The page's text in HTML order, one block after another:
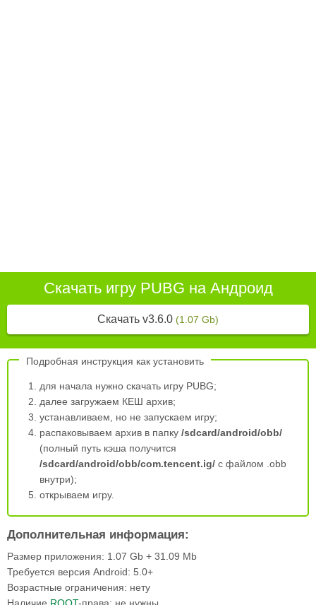
Скачать игру PUBG на Андроид
Скачать v3.6.0 (1.07 Gb)
Подробная инструкция как установить
для начала нужно скачать игру PUBG;
далее загружаем КЕШ архив;
устанавливаем, но не запускаем игру;
распаковываем архив в папку/sdcard/android/obb/
(полный путь кэша получится
/sdcard/android/obb/com.tencent.ig/ с файлом .obb
внутри);
открываем игру.
Дополнительная информация:
Размер приложения: 1.07 Gb + 31.09 Mb
Требуется версия Android: 5.0+
Возрастные ограничения: нету
Наличие ROOT-права: не нужны